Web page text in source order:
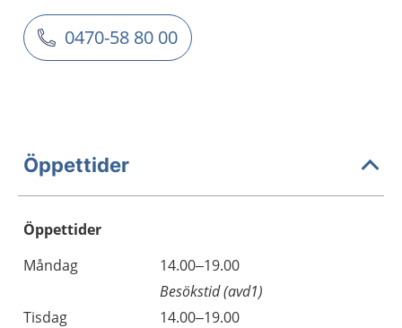
0470-58 80 00
Öppettider
Öppettider
Dag
Öppettider
Kommentarer
Måndag
14.00–19.00
Besökstid (avd1)
Tisdag
14.00–19.00